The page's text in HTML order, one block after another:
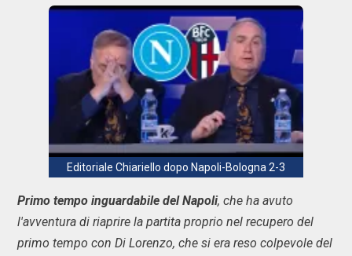
Editoriale Chiariello dopo Napoli-Bologna 2-3
Primo tempo inguardabile del Napoli, che ha avuto
l'avventura di riaprire la partita proprio nel recupero del
primo tempo con Di Lorenzo, che si era reso colpevole del